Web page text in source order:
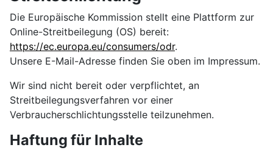
Die Europäische Kommission stellt eine Plattform zur
Online-Streitbeilegung (OS) bereit:
https://ec.europa.eu/consumers/odr.
Unsere E-Mail-Adresse finden Sie oben im Impressum.
Wir sind nicht bereit oder verpflichtet, an
Streitbeilegungsverfahren vor einer
Verbraucherschlichtungsstelle teilzunehmen.
Haftung für Inhalte